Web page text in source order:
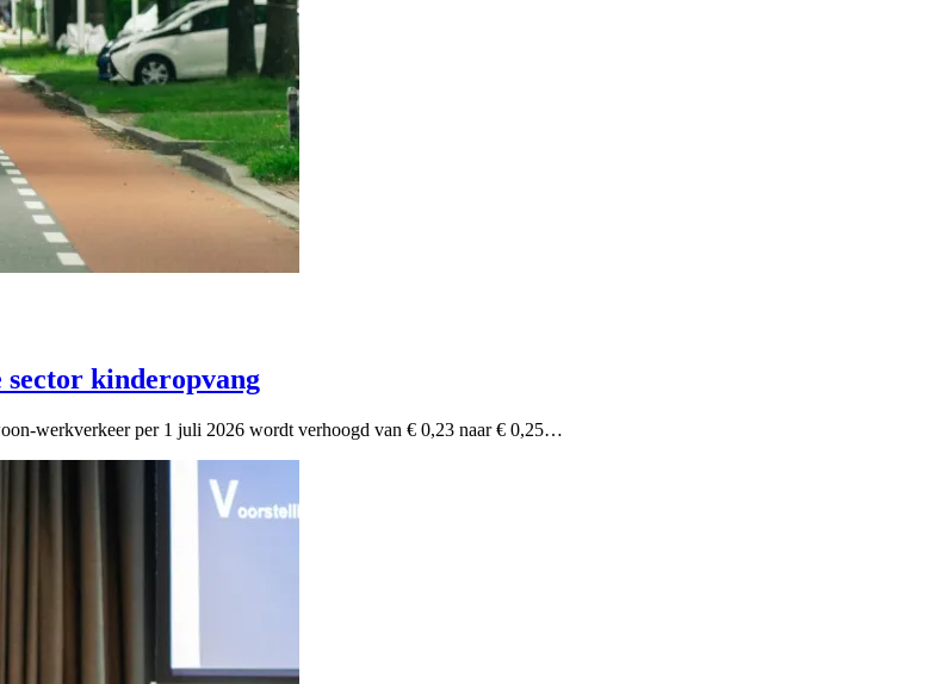
kinderopvang
werkverkeer per 1 juli 2026 wordt verhoogd van € 0,23 naar € 0,25…